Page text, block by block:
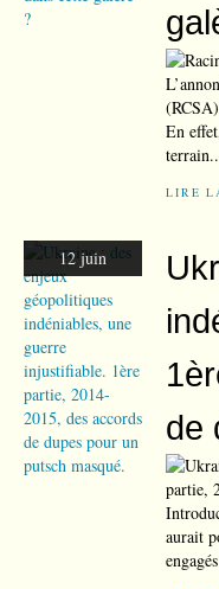
En
LIRE
12 juin
de
aurait